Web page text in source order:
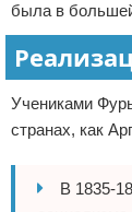
была в
Учениками
странах, как
В 1835-